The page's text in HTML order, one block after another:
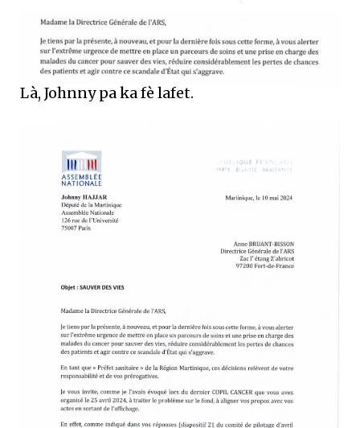
Là, Johnny pa ka fè lafet.